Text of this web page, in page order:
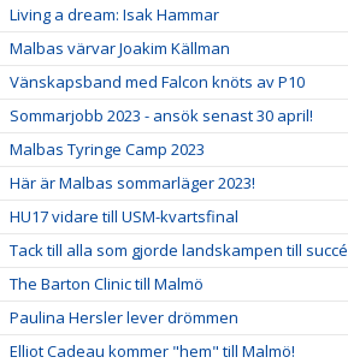
Living a dream: Isak Hammar
Malbas värvar Joakim Källman
Vänskapsband med Falcon knöts av P10
Sommarjobb 2023 - ansök senast 30 april!
Malbas Tyringe Camp 2023
Här är Malbas sommarläger 2023!
HU17 vidare till USM-kvartsfinal
Tack till alla som gjorde landskampen till succé
The Barton Clinic till Malmö
Paulina Hersler lever drömmen
Elliot Cadeau kommer "hem" till Malmö!